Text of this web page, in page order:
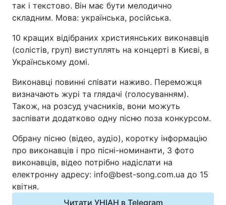
Інтерв'ю Думки
Архів Вакансії
Контакти
ПОСЛУГИ
Моніторинг Пресцентр
так і текстово. Він має бути мелодично
складним. Мова: українська, російська.
10 кращих відібраних християнських виконавців
(солістів, груп) виступлять на концерті в Києві, в
Українському домі.
Виконавці повинні співати наживо. Переможця
визначають журі та глядачі (голосуванням).
Також, на розсуд учасників, вони можуть
заспівати додатково одну пісню поза конкурсом.
Обрану пісню (відео, аудіо), коротку інформацію
про виконавців і про пісні-номинанти, 3 фото
виконавців, відео потрібно надіслати на
електронну адресу: info@best-song.com.ua до 15
квітня.
Читати УНІАН в Telegram